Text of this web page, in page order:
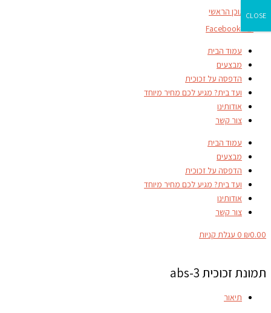
דילוג לתוכן הראשי
Facebook-f
עמוד הבית
מבצעים
הדפסה על זכוכית
ועד בית? מגיע לכם מחיר מיוחד
אודותינו
צור קשר
עמוד הבית
מבצעים
הדפסה על זכוכית
ועד בית? מגיע לכם מחיר מיוחד
אודותינו
צור קשר
₪0.00
0 עגלת קניות
תמונת זכוכית abs-3
תיאור
CLOSE